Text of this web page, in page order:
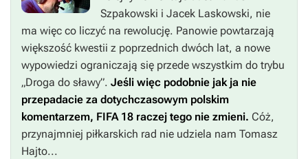
Szpakowski i Jacek Laskowski, nie
ma więc co liczyć na rewolucję. Panowie powtarzają
większość kwestii z poprzednich dwóch lat, a nowe
wypowiedzi ograniczają się przede wszystkim do trybu
„Droga do sławy”. Jeśli więc podobnie jak ja nie
przepadacie za dotychczasowym polskim
komentarzem, FIFA 18 raczej tego nie zmieni. Cóż,
przynajmniej piłkarskich rad nie udziela nam Tomasz
Hajto...